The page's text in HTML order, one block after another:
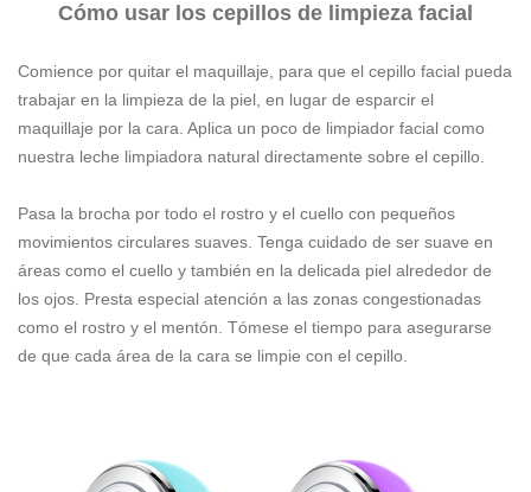
Cómo usar los cepillos de limpieza facial
Comience por quitar el maquillaje, para que el cepillo facial pueda
trabajar en la limpieza de la piel, en lugar de esparcir el
maquillaje por la cara. Aplica un poco de limpiador facial como
nuestra leche limpiadora natural directamente sobre el cepillo.
Pasa la brocha por todo el rostro y el cuello con pequeños
movimientos circulares suaves. Tenga cuidado de ser suave en
áreas como el cuello y también en la delicada piel alrededor de
los ojos. Presta especial atención a las zonas congestionadas
como el rostro y el mentón. Tómese el tiempo para asegurarse
de que cada área de la cara se limpie con el cepillo.